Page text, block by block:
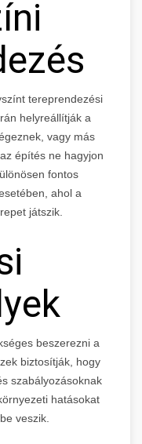
tereprendezési
helyreállítják a
vagy más
építés ne hagyjon
fontos
ahol a
játszik.
beszerezni a
biztosítják, hogy
szabályozásoknak
hatásokat
veszik.